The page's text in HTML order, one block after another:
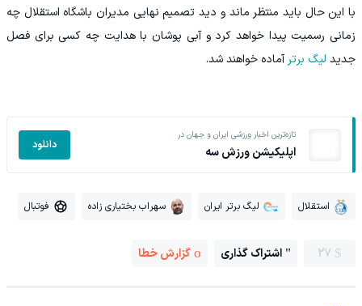
با این حال باید منتظر ماند و دید تصمیم نهایی مدیران باشگاه استقلال چه
زمانی رسمیت پیدا خواهد کرد و آبی پوشان با هدایت چه کسی برای فصل
جدید لیگ برترآماده خواهند شد.
تازه‌ترین اخبار ورزشی ایران و جهان در
اپلیکیشن ورزش سه دانلود
استقلال لیگ برتر ایران سهراب بختیاری زاده فوتبال
27 اشتراک گذاری گزارش خطا